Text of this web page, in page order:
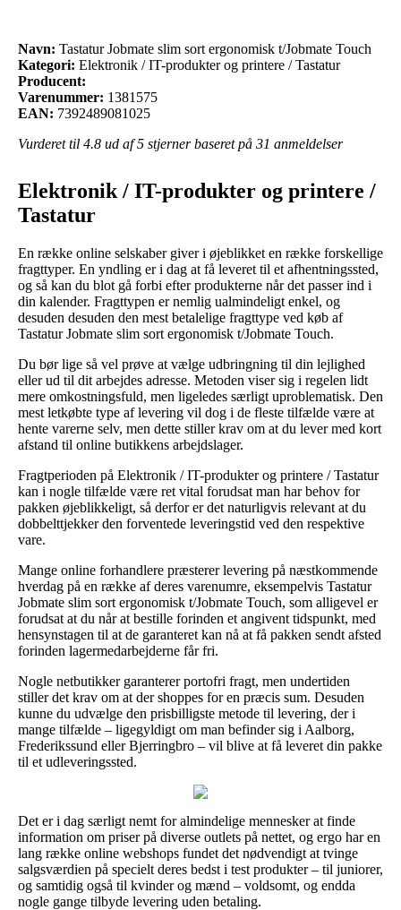
Navn: Tastatur Jobmate slim sort ergonomisk t/Jobmate Touch
Kategori: Elektronik / IT-produkter og printere / Tastatur
Producent:
Varenummer: 1381575
EAN: 7392489081025
Vurderet til 4.8 ud af 5 stjerner baseret på 31 anmeldelser
Elektronik / IT-produkter og printere /
Tastatur
En række online selskaber giver i øjeblikket en række forskellige
fragttyper. En yndling er i dag at få leveret til et afhentningssted,
og så kan du blot gå forbi efter produkterne når det passer ind i
din kalender. Fragttypen er nemlig ualmindeligt enkel, og
desuden desuden den mest betalelige fragttype ved køb af
Tastatur Jobmate slim sort ergonomisk t/Jobmate Touch.
Du bør lige så vel prøve at vælge udbringning til din lejlighed
eller ud til dit arbejdes adresse. Metoden viser sig i regelen lidt
mere omkostningsfuld, men ligeledes særligt uproblematisk. Den
mest letkøbte type af levering vil dog i de fleste tilfælde være at
hente varerne selv, men dette stiller krav om at du lever med kort
afstand til online butikkens arbejdslager.
Fragtperioden på Elektronik / IT-produkter og printere / Tastatur
kan i nogle tilfælde være ret vital forudsat man har behov for
pakken øjeblikkeligt, så derfor er det naturligvis relevant at du
dobbelttjekker den forventede leveringstid ved den respektive
vare.
Mange online forhandlere præsterer levering på næstkommende
hverdag på en række af deres varenumre, eksempelvis Tastatur
Jobmate slim sort ergonomisk t/Jobmate Touch, som alligevel er
forudsat at du når at bestille forinden et angivent tidspunkt, med
hensynstagen til at de garanteret kan nå at få pakken sendt afsted
forinden lagermedarbejderne får fri.
Nogle netbutikker garanterer portofri fragt, men undertiden
stiller det krav om at der shoppes for en præcis sum. Desuden
kunne du udvælge den prisbilligste metode til levering, der i
mange tilfælde – ligegyldigt om man befinder sig i Aalborg,
Frederikssund eller Bjerringbro – vil blive at få leveret din pakke
til et udleveringssted.
Det er i dag særligt nemt for almindelige mennesker at finde
information om priser på diverse outlets på nettet, og ergo har en
lang række online webshops fundet det nødvendigt at tvinge
salgsværdien på specielt deres bedst i test produkter – til juniorer,
og samtidig også til kvinder og mænd – voldsomt, og endda
nogle gange tilbyde levering uden betaling.